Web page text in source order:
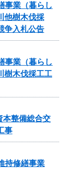
事業（暮らし
他樹木伐採
争入札公告
事業（暮らし
樹木伐採工工
本整備総合交
事
持修繕事業